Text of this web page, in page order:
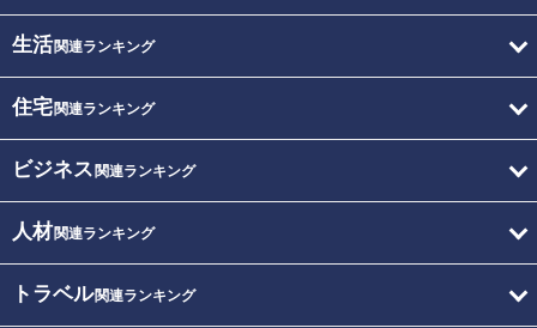
生活関連ランキング
住宅関連ランキング
ビジネス 関連ランキング
人材関連ランキング
トラベル関連ランキング